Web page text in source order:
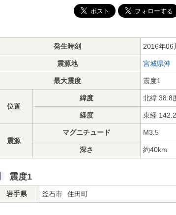
発生時刻 2016年06
震源地 宮城県沖
最大震度 震度1
位置
緯度 北緯 38.8
経度 東経
震源
マグニチュード M3.5
深さ 約40km
震度1
岩手県 釜石市 住田町